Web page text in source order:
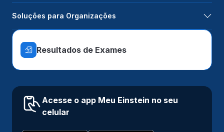
Soluções para Organizações
Resultados de Exames
Acesse o app Meu Einstein no seu
celular